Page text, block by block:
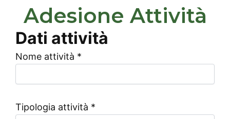
Adesione Attività
Dati attività
Nome attività *
Tipologia attività *